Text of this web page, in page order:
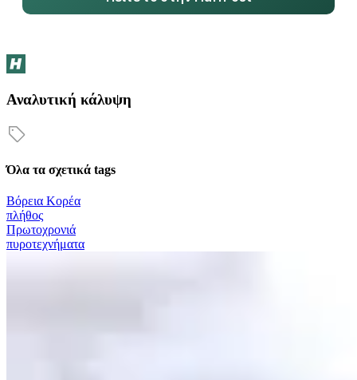
Αναλυτική κάλυψη
Όλα τα σχετικά tags
Βόρεια Κορέα
πλήθος
Πρωτοχρονιά
πυροτεχνήματα